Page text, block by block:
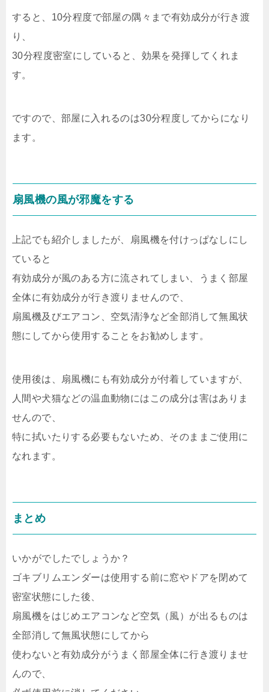
すると、10分程度で部屋の隅々まで有効成分が行き渡
り、
30分程度密室にしていると、効果を発揮してくれま
す。
ですので、部屋に入れるのは30分程度してからになり
ます。
扇風機の風が邪魔をする
上記でも紹介しましたが、扇風機を付けっぱなしにし
ていると
有効成分が風のある方に流されてしまい、うまく部屋
全体に有効成分が行き渡りませんので、
扇風機及びエアコン、空気清浄など全部消して無風状
態にしてから使用することをお勧めします。
使用後は、扇風機にも有効成分が付着していますが、
人間や犬猫などの温血動物にはこの成分は害はありま
せんので、
特に拭いたりする必要もないため、そのままご使用に
なれます。
まとめ
いかがでしたでしょうか？
ゴキブリムエンダーは使用する前に窓やドアを閉めて
密室状態にした後、
扇風機をはじめエアコンなど空気（風）が出るものは
全部消して無風状態にしてから
使わないと有効成分がうまく部屋全体に行き渡りませ
んので、